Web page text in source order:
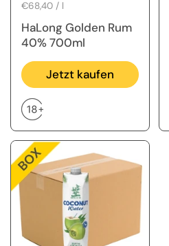
Stückpreis
€68,40 / l
HaLong Golden Rum
40% 700ml
Jetzt kaufen